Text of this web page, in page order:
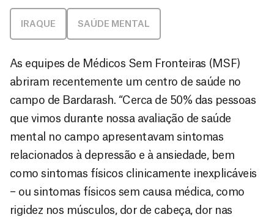
IRAQUE SAÚDE MENTAL
As equipes de Médicos Sem Fronteiras (MSF)
abriram recentemente um centro de saúde no
campo de Bardarash. “Cerca de 50% das pessoas
que vimos durante nossa avaliação de saúde
mental no campo apresentavam sintomas
relacionados à depressão e à ansiedade, bem
como sintomas físicos clinicamente inexplicáveis
– ou sintomas físicos sem causa médica, como
rigidez nos músculos, dor de cabeça, dor nas